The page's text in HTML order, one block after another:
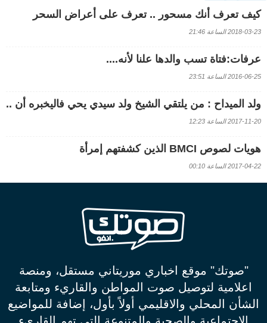
كيف تعرف أنك مسحور .. تعرف على أعراض السحر
2018-03-23 الساعة 21:46
عرفات:فتاة تسب والدها علنا لأنه....
2016-06-25 الساعة 23:51
ولد الميداح : من يلتقي الشيخ ولد سيدي يحي فاليخبره أن ..
2017-11-20 الساعة 12:23
هويات لصوص BMCI الذين كشفتهم إمرأة
2017-04-22 الساعة 00:10
"صوتك" موقع اخباري موريتاني مستقل، ومنصة
اعلامية لتوصيل صوت المواطن والقاريء ومتابعة
الشأن المحلي والاقليمي أولاً بأول، إضافة للمواضيع